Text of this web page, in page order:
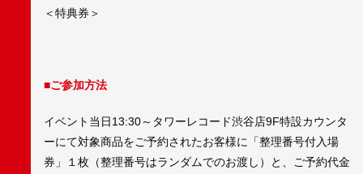
＜特典券＞
■ご参加方法
イベント当日13:30～タワーレコード渋谷店9F特設カウンタ
ーにて対象商品をご予約されたお客様に「整理番号付入場
券」１枚（整理番号はランダムでのお渡し）と、ご予約代金